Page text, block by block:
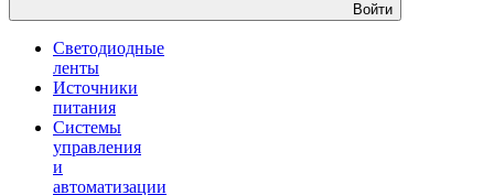
Войти
Светодиодные
ленты
Источники
питания
Системы
управления
и
автоматизации